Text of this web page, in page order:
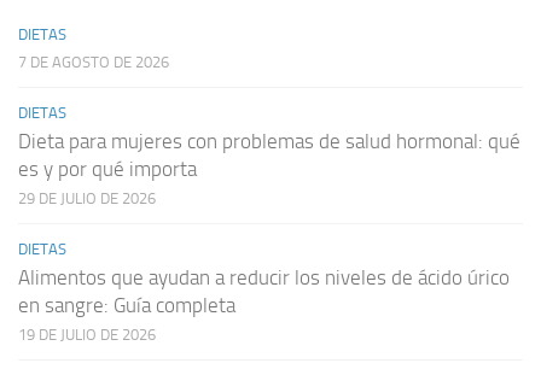
DIETAS
7 DE AGOSTO DE 2026
DIETAS
Dieta para mujeres con problemas de salud hormonal: qué
es y por qué importa
29 DE JULIO DE 2026
DIETAS
Alimentos que ayudan a reducir los niveles de ácido úrico
en sangre: Guía completa
19 DE JULIO DE 2026